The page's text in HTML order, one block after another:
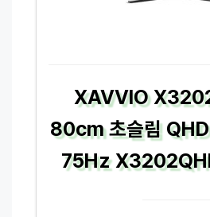
XAVVIO
80cm 초슬림
75Hz